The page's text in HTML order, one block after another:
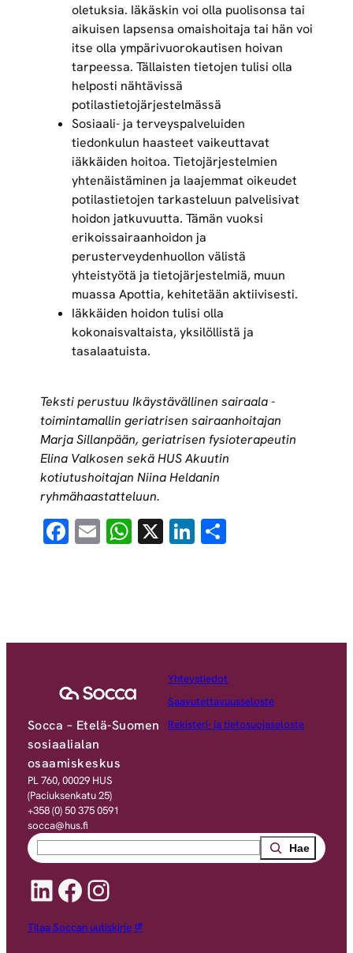
oletuksia. Iäkäskin voi olla puolisonsa tai
aikuisen lapsensa omaishoitaja tai hän voi
itse olla ympärivuorokautisen hoivan
tarpeessa. Tällaisten tietojen tulisi olla
helposti nähtävissä
potilastietojärjestelmässä
Sosiaali- ja terveyspalveluiden
tiedonkulun haasteet vaikeuttavat
iäkkäiden hoitoa. Tietojärjestelmien
yhtenäistäminen ja laajemmat oikeudet
potilastietojen tarkasteluun palvelisivat
hoidon jatkuvuutta. Tämän vuoksi
erikoissairaanhoidon ja
perusterveydenhuollon välistä
yhteistyötä ja tietojärjestelmiä, muun
muassa Apottia, kehitetään aktiivisesti.
Iäkkäiden hoidon tulisi olla
kokonaisvaltaista, yksilöllistä ja
tasalaatuista.
Teksti perustuu Ikäystävällinen sairaala -
toimintamallin geriatrisen sairaanhoitajan
Marja Sillanpään, geriatrisen fysioterapeutin
Elina Valkosen sekä HUS Akuutin
kotiutushoitajan Niina Heldanin
ryhmähaastatteluun.
Facebook
EmailWhatsApp
X LinkedIn
Share
Socca – Etelä-Suomen
sosiaalialan
osaamiskeskus
PL 760, 00029 HUS
(Paciuksenkatu 25)
+358 (0) 50 375 0591
socca@hus.fi
Yhteystiedot
Saavutettavuusseloste
Rekisteri- ja tietosuojaseloste
Search
LinkedIn
Facebook
Instagram
Tilaa Soccan uutiskirje